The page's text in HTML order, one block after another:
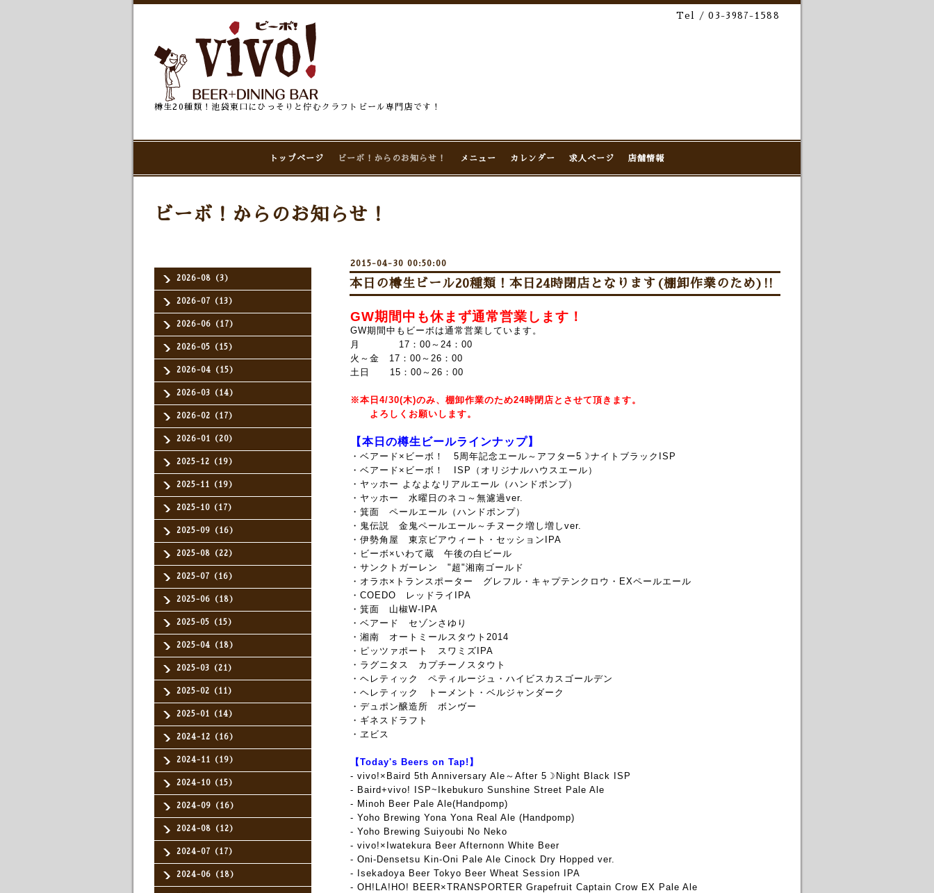
Tel / 03-3987-1588
樽生20種類！池袋東口にひっそりと佇むクラフトビール専門店です！
トップページ ビーボ！からのお知らせ！ メニュー カレンダー 求人ページ 店舗情報
2026-08（3）
2026-07（13）
2026-06（17）
2026-05（15）
2026-04（15）
2026-03（14）
2026-02（17）
2026-01（20）
2025-12（19）
2025-11（19）
2025-10（17）
2025-09（16）
2025-08（22）
2025-07（16）
2025-06（18）
2025-05（15）
2025-04（18）
2025-03（21）
2025-02（11）
2025-01（14）
2024-12（16）
2024-11（19）
2024-10（15）
2024-09（16）
2024-08（12）
2024-07（17）
2024-06（18）
ビーボ！からのお知らせ！
2015-04-30 00:50:00
本日の樽生ビール20種類！本日24時閉店となります(棚卸作業のため)!!
GW期間中も休まず通常営業します！
GW期間中もビーボは通常営業しています。
月 17：00～24：00
火～金 17：00～26：00
土日 15：00～26：00
※本日4/30(木)のみ、棚卸作業のため24時閉店とさせて頂きます。
よろしくお願いします。
【本日の樽生ビールラインナップ】
・ベアード×ビーボ！ 5周年記念エール～ アフター5☽ナイトブラックISP
・ベアード×ビーボ！ ISP（ オリジナルハウスエール）
・ヤッホー よなよなリアルエール（ハンドポンプ）
・ヤッホー 水曜日のネコ～無濾過ver.
・箕面 ペールエール（ハンドポンプ）
・鬼伝説 金鬼ペールエール～チヌーク増し増しver.
・伊勢角屋 東京ビアウィート・セッションIPA
・ビーボ×いわて蔵 午後の白ビール
・サンクトガーレン "超"湘南ゴールド
・オラホ×トランスポーター グレフル・キャプテンクロウ・EXペールエール
・COEDO レッドライIPA
・箕面 山椒W-IPA
・ベアード セゾンさゆり
・湘南 オートミールスタウト2014
・ピッツァポート スワミズIPA
・ラグニタス カプチーノスタウト
・ヘレティック ペティルージュ・ハイビスカスゴールデン
・ヘレティック トーメント・ベルジャンダーク
・デュポン醸造所 ボンヴー
・ギネスドラフト
・ヱビス
【Today's Beers on Tap!】
- vivo!×Baird 5th Anniversary Ale～After 5☽Night Black ISP
- Baird+vivo! ISP~Ikebukuro Sunshine Street Pale Ale
- Minoh Beer Pale Ale(Handpomp)
- Yoho Brewing Yona Yona Real Ale (Handpomp)
- Yoho Brewing Suiyoubi No Neko
- vivo!×Iwatekura Beer Afternonn White Beer
- Oni-Densetsu Kin-Oni Pale Ale Cinock Dry Hopped ver.
- Isekadoya Beer Tokyo Beer Wheat Session IPA
- OH!LA!HO! BEER×TRANSPORTER Grapefruit Captain Crow EX Pale Ale